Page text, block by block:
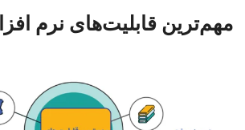
مهم‌ترین قابلیت‌های نرم